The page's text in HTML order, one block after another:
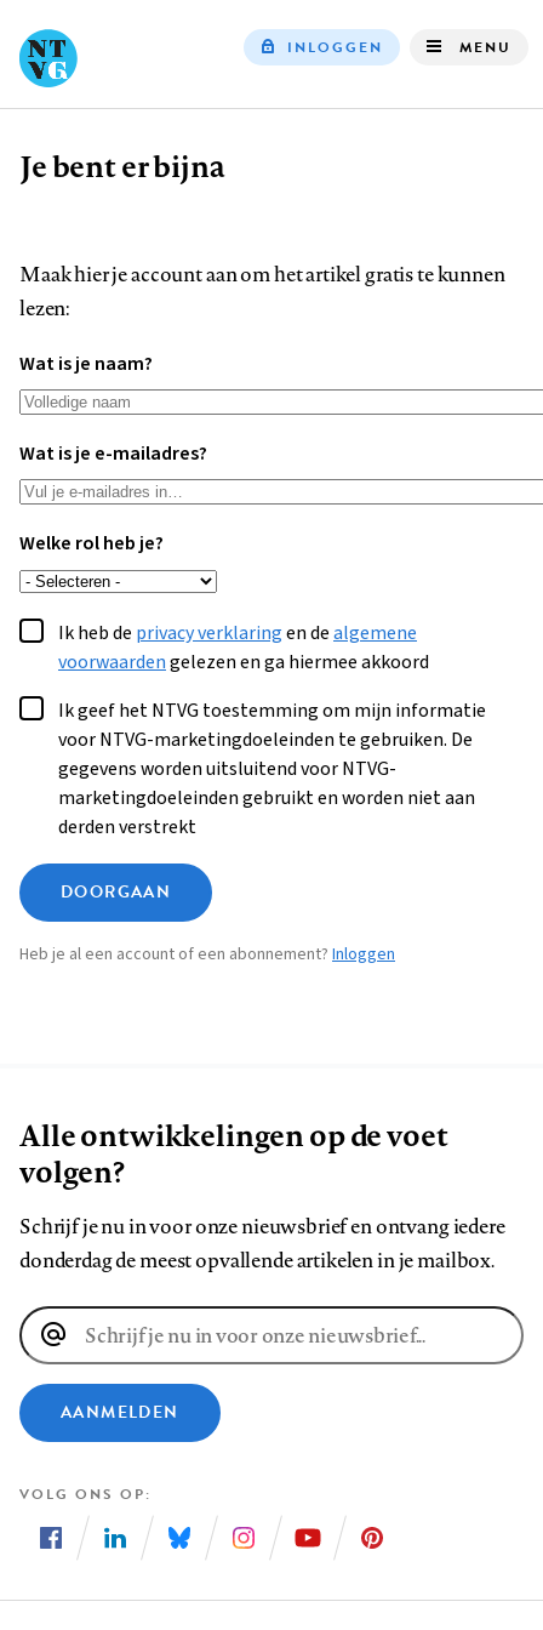
INLOGGEN MENU
Kruimelpad
Je bent er bijna
Maak hier je account aan om het artikel gratis te kunnen
lezen:
Wat is je naam?
Wat is je e-mailadres?
Welke rol heb je?
Ik heb de privacy verklaringen dealgemene
voorwaardengelezen en ga hiermee akkoord
Ik geef het NTVG toestemming om mijn informatie
voor NTVG-marketingdoeleinden te gebruiken. De
gegevens worden uitsluitend voor NTVG-
marketingdoeleinden gebruikt en worden niet aan
derden verstrekt
DOORGAAN
Heb je al een account of een abonnement? Inloggen
Alle ontwikkelingen op de voet
volgen?
Schrijf je nu in voor onze nieuwsbrief en ontvang iedere
donderdag de meest opvallende artikelen in je mailbox.
E-
mailadres
AANMELDEN
VOLG ONS OP
ons
ons
ons
ons
ons
ons